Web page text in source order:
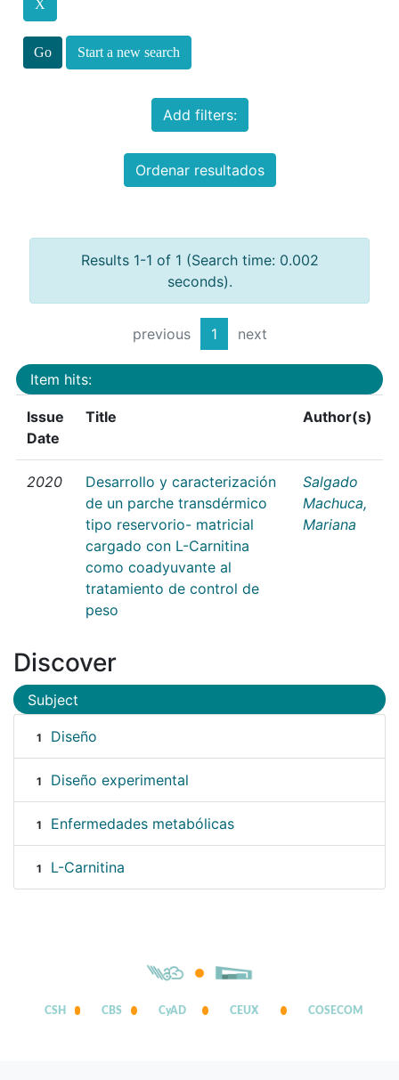
Start a new search
Add filters:
Ordenar resultados
Results 1-1 of 1 (Search time: 0.002
seconds).
previous 1 next
Item hits:
Issue
Date
Title Author(s)
2020
Desarrollo y caracterización
de un parche transdérmico
tipo reservorio- matricial
cargado con L-Carnitina
como coadyuvante al
tratamiento de control de
peso
Salgado
Machuca,
Mariana
Discover
Subject
1 Diseño
1 Diseño experimental
1 Enfermedades metabólicas
1 L-Carnitina
CSH CBS CyAD CEUX COSECOM